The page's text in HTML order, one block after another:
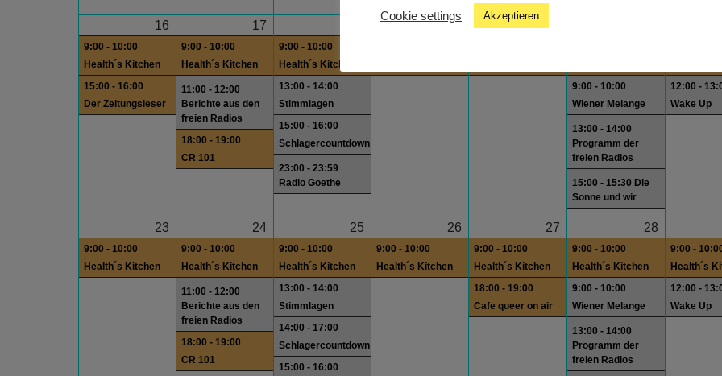
16
9:00 - 10:00
Health´s Kitchen
15:00 - 16:00
Der Zeitungsleser
17
9:00 - 10:00
Health´s Kitchen
11:00 - 12:00
Berichte aus den
freien Radios
18:00 - 19:00
CR 101
9:00 - 10:00
Health´s Kitchen
13:00 - 14:00
Stimmlagen
15:00 - 16:00
Schlagercountdown
23:00 - 23:59
Radio Goethe
19 20
9:00 - 10:00
Wiener Melange
13:00 - 14:00
Programm der
freien Radios
15:00 - 15:30 Die
Sonne und wir
Health´s
12:00 -
Wake Up
23
9:00 - 10:00
Health´s Kitchen
24
9:00 - 10:00
Health´s Kitchen
11:00 - 12:00
Berichte aus den
freien Radios
18:00 - 19:00
CR 101
25
9:00 - 10:00
Health´s Kitchen
13:00 - 14:00
Stimmlagen
14:00 - 17:00
Schlagercountdown
15:00 - 16:00
26
9:00 - 10:00
Health´s Kitchen
27
9:00 - 10:00
Health´s Kitchen
18:00 - 19:00
Cafe queer on air
28
9:00 - 10:00
Health´s Kitchen
9:00 - 10:00
Wiener Melange
13:00 - 14:00
Programm der
freien Radios
9:00 -
Health´s
12:00 -
Wake Up
Cookie settings Akzeptieren